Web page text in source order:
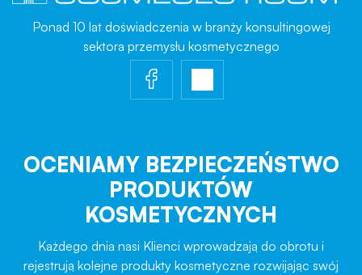
Ponad 10 lat doświadczenia w branży konsultingowej
sektora przemysłu kosmetycznego
OCENIAMY BEZPIECZEŃSTWO
PRODUKTÓW
KOSMETYCZNYCH
Każdego dnia nasi Klienci wprowadzają do obrotu i
rejestrują kolejne produkty kosmetyczne rozwijając swój